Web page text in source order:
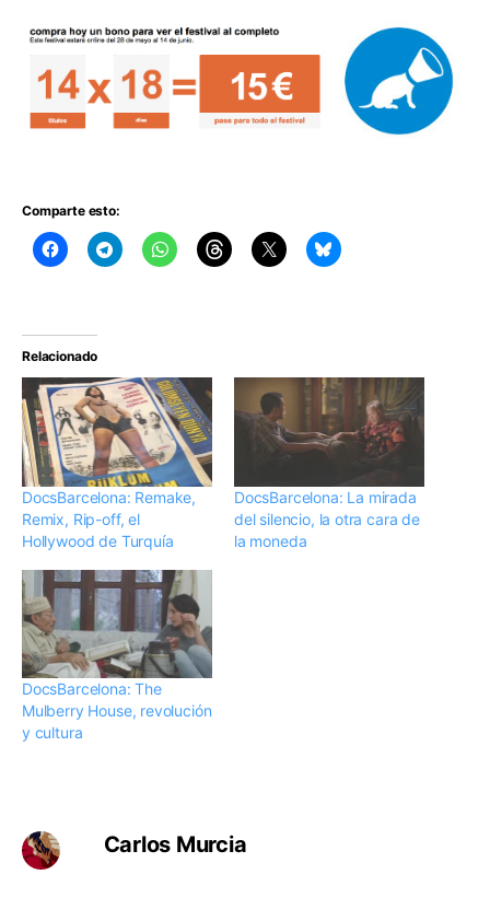
Comparte esto:
Relacionado
DocsBarcelona: Remake,
Remix, Rip-off, el
Hollywood de Turquía
DocsBarcelona: La mirada
del silencio, la otra cara de
la moneda
DocsBarcelona: The
Mulberry House, revolución
y cultura
Carlos Murcia